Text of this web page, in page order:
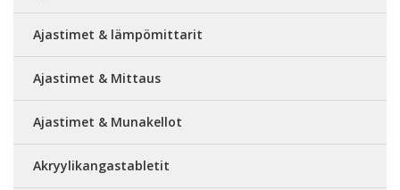
Ajastimet & lämpömittarit
Ajastimet & Mittaus
Ajastimet & Munakellot
Akryylikangastabletit